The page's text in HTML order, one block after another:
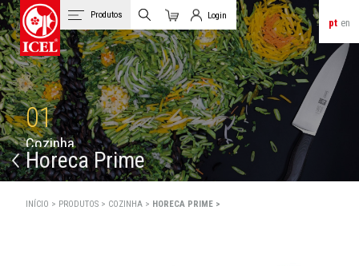
pt en
Produtos
Carrinho
Login
Login de Clientes
01
Cozinha
Horeca Prime
INÍCIO > PRODUTOS > COZINHA > HORECA PRIME >